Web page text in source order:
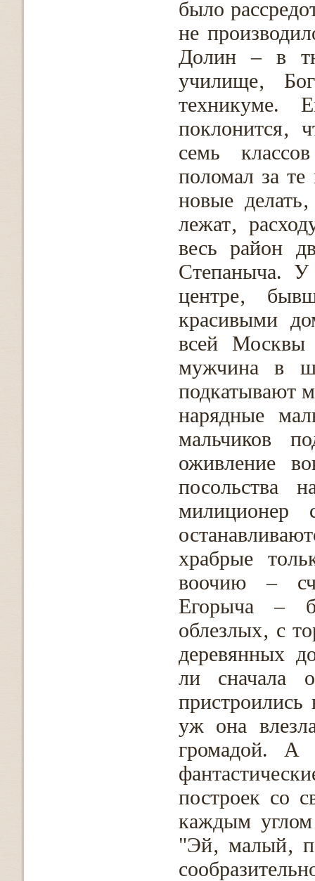
было
не
Долин – в
училище‚
техникуме.
поклонится‚
семь
поломал за те
новые
лежат‚
весь район
Степаныча.
центре‚
красивыми
всей Москвы
мужчина в
подкатывают
нарядные
мальчиков
оживление
посольства
милиционер
храбрые
воочию –
Егорыча –
облезлых‚ с
деревянных
ли сначала
пристроились
уж она
громадой. А
построек со
каждым углом
"Эй‚ малый‚